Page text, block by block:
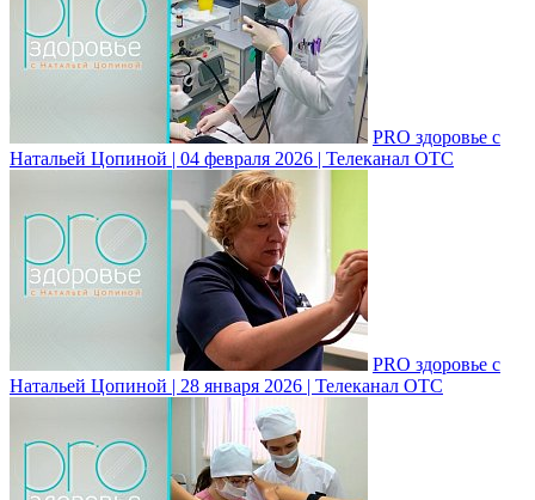
PRO здоровье с
Натальей Цопиной | 04 февраля 2026 | Телеканал ОТС
PRO здоровье с
Натальей Цопиной | 28 января 2026 | Телеканал ОТС